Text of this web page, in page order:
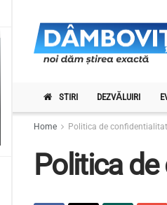
STIRI DEZVĂLUIRI
Home Politica de
Politica